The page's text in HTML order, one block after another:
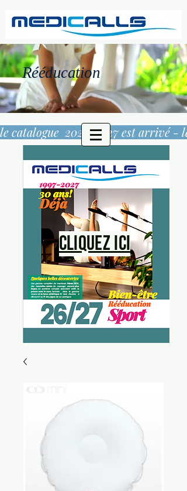
Rééducation
le catalogue  2026/2027 est arrivé -
Cliquez ici